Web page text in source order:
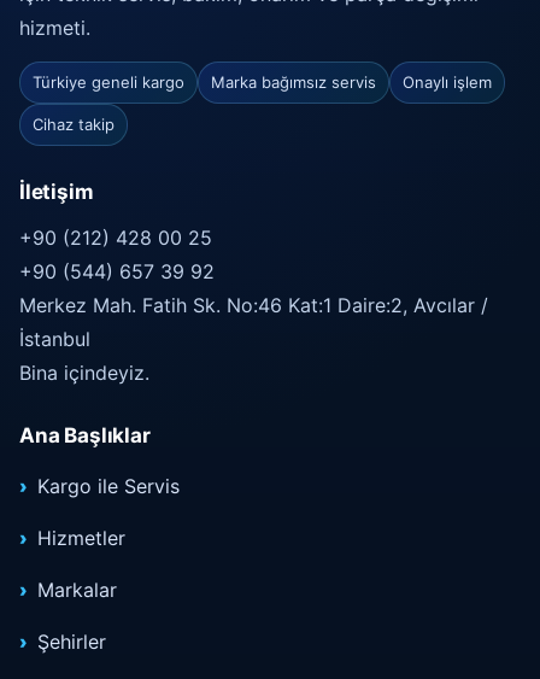
hizmeti.
Türkiye geneli kargo Marka bağımsız servis Onaylı işlem
Cihaz takip
İletişim
+90 (212) 428 00 25
+90 (544) 657 39 92
Merkez Mah. Fatih Sk. No:46 Kat:1 Daire:2, Avcılar /
İstanbul
Bina içindeyiz.
Ana Başlıklar
Kargo ile Servis
Hizmetler
Markalar
Şehirler